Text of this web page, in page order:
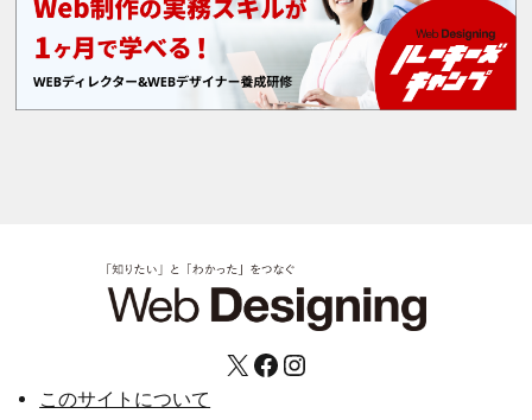
X Facebook Instagram
このサイトについて